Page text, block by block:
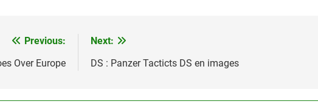
Previous:
Over Europe
Next:
DS : Panzer Tacticts DS en images